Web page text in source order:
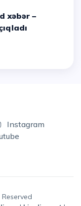
Instagram
Reserved